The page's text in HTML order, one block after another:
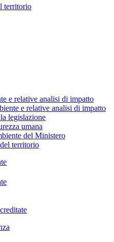
territorio
e relative analisi di impatto
e relative analisi di impatto
legislazione
umana
del Ministero
territorio